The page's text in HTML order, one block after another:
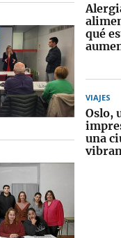
qué
VIAJES
Oslo,
una